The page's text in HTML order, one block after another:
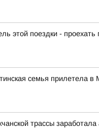
этой поездки -
семья прилетела в
трассы заработала